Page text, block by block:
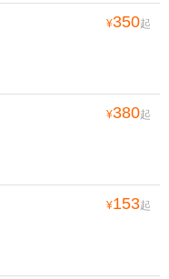
¥350起
¥380起
¥153起